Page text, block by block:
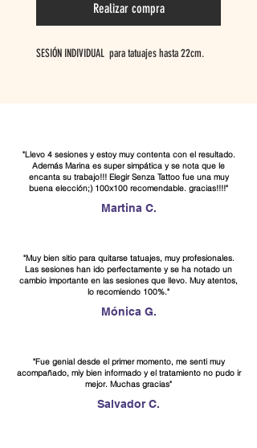
Realizar compra
SESIÓN INDIVIDUAL para tatuajes hasta 22cm.
"Llevo 4 sesiones y estoy muy contenta con el resultado.
Además Marina es super simpática y se nota que le
encanta su trabajo!!! Elegir Senza Tattoo fue una muy
buena elección;) 100x100 recomendable. gracias!!!!"
Martina C.
"Muy bien sitio para quitarse tatuajes, muy profesionales.
Las sesiones han ido perfectamente y se ha notado un
cambio importante en las sesiones que llevo. Muy atentos,
lo recomiendo 100%."
Mónica G.
"Fue genial desde el primer momento, me senti muy
acompañado, miy bien informado y el tratamiento no pudo ir
mejor. Muchas gracias"
Salvador C.